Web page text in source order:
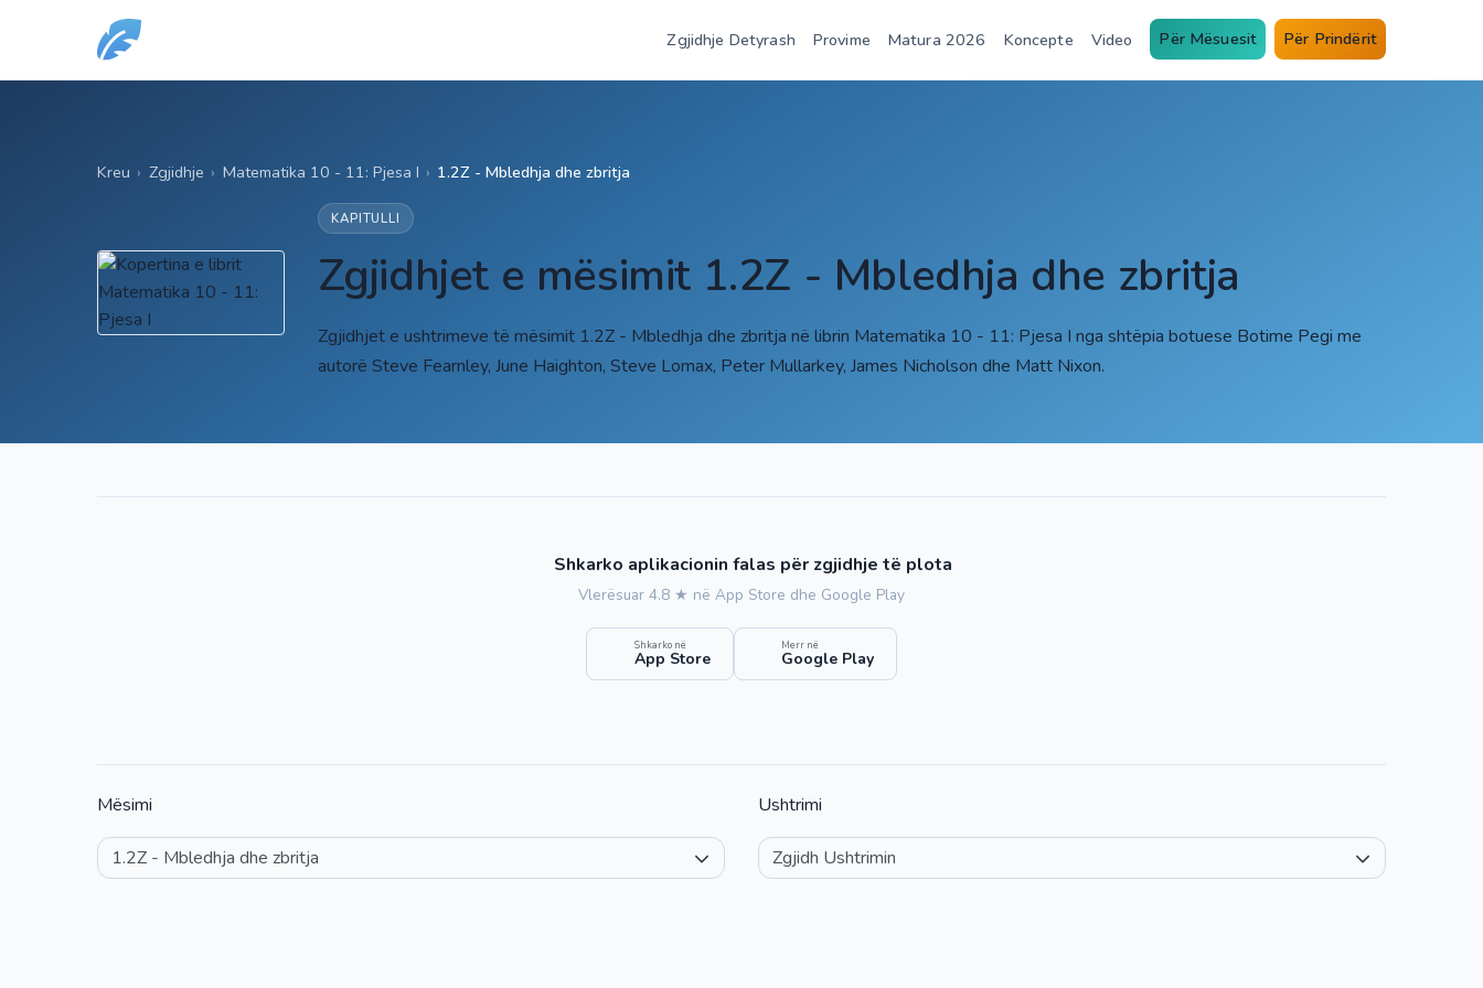
Zgjidhje Detyrash Provime Matura 2026 Koncepte Video Për Mësuesit Për Prindërit
Kreu › Zgjidhje › Matematika 10 - 11: Pjesa I › 1.2Z - Mbledhja dhe zbritja
KAPITULLI
Zgjidhjet e mësimit 1.2Z - Mbledhja dhe zbritja
Zgjidhjet e ushtrimeve të mësimit 1.2Z - Mbledhja dhe zbritja në librin Matematika 10 - 11: Pjesa I nga shtëpia botuese Botime Pegi me
autorë Steve Fearnley, June Haighton, Steve Lomax, Peter Mullarkey, James Nicholson dhe Matt Nixon.
Shkarko aplikacionin falas për zgjidhje të plota
Vlerësuar 4.8 ★ në App Store dhe Google Play
Shkarko në
App Store
Merr në
Google Play
Mësimi Ushtrimi